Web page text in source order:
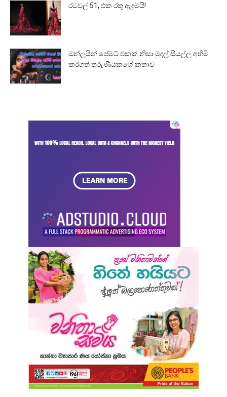
රටවල් 51, එක රතු ඇඳුමයි!
ඔන්ලයින් පේමට් එකක් නිසා මුදල් සියල්ල අහිමි
කරගත් තරුණියකගේ කතාව